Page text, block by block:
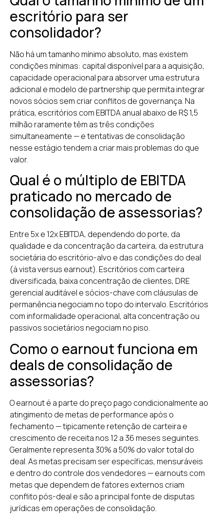
investimento com a própria marca,
sem conflito.
Agende seu diagnóstico
escritório para ser
consolidador?
Não há um tamanho mínimo absoluto, mas existem
condições mínimas: capital disponível para a aquisição,
capacidade operacional para absorver uma estrutura
adicional e modelo de partnership que permita integrar
novos sócios sem criar conflitos de governança. Na
prática, escritórios com EBITDA anual abaixo de R$ 1,5
milhão raramente têm as três condições
simultaneamente — e tentativas de consolidação
nesse estágio tendem a criar mais problemas do que
valor.
Qual é o múltiplo de EBITDA
praticado no mercado de
consolidação de assessorias?
Entre 5x e 12x EBITDA, dependendo do porte, da
qualidade e da concentração da carteira, da estrutura
societária do escritório-alvo e das condições do deal
(à vista versus earnout). Escritórios com carteira
diversificada, baixa concentração de clientes, DRE
gerencial auditável e sócios-chave com cláusulas de
permanência negociam no topo do intervalo. Escritórios
com informalidade operacional, alta concentração ou
passivos societários negociam no piso.
Como o earnout funciona em
deals de consolidação de
assessorias?
O earnout é a parte do preço pago condicionalmente ao
atingimento de metas de performance após o
fechamento — tipicamente retenção de carteira e
crescimento de receita nos 12 a 36 meses seguintes.
Geralmente representa 30% a 50% do valor total do
deal. As metas precisam ser específicas, mensuráveis
e dentro do controle dos vendedores — earnouts com
metas que dependem de fatores externos criam
conflito pós-deal e são a principal fonte de disputas
jurídicas em operações de consolidação.